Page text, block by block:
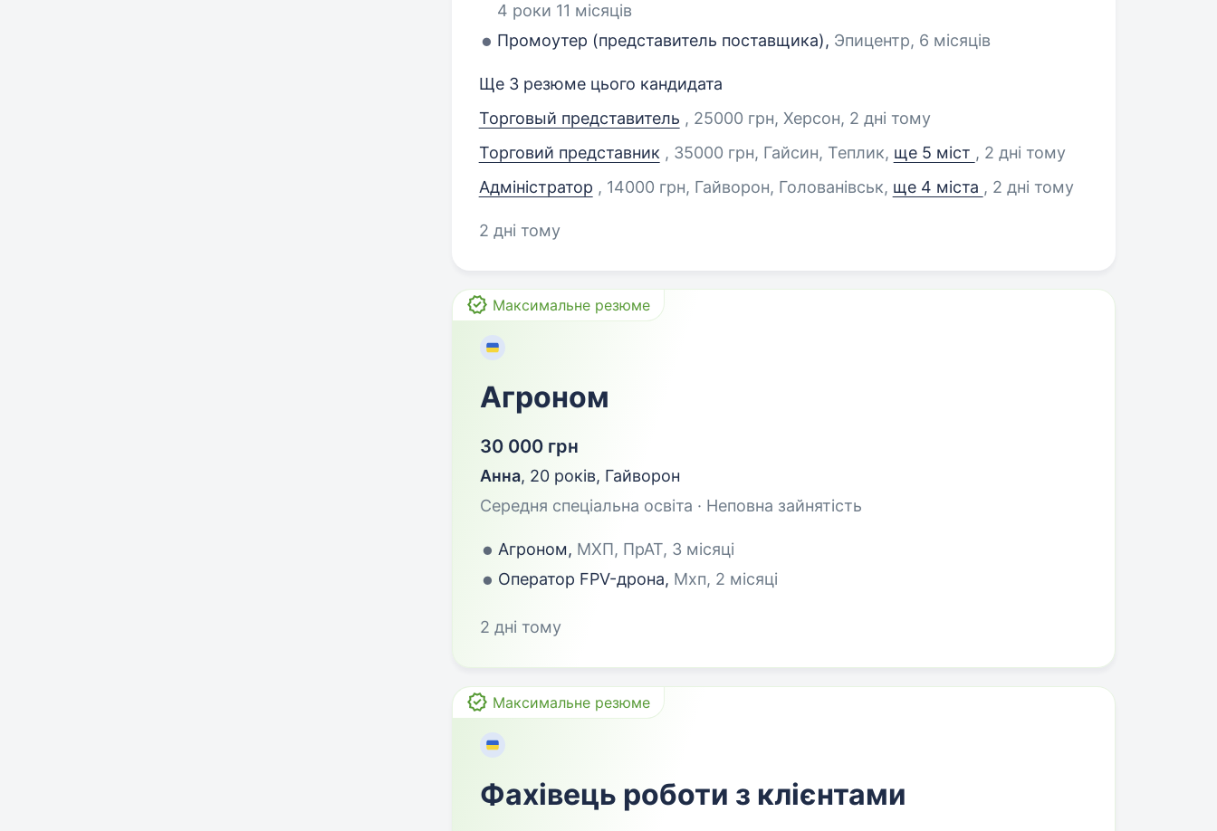
4 роки 11 місяців
Промоутер (представитель поставщика), Эпицентр, 6 місяців
Ще 3 резюме цього кандидата
Торговый представитель , 25000 грн, Херсон, 2 дні тому
Торговий представник , 35000 грн, Гайсин, Теплик, ще 5 міст , 2 дні тому
Адміністратор , 14000 грн, Гайворон, Голованівськ, ще 4 міста , 2 дні тому
2 дні тому
Максимальне резюме
Агроном
30 000 грн
Анна, 20 років, Гайворон
Середня спеціальна освіта · Неповна зайнятість
Агроном, МХП, ПрАТ, 3 місяці
Оператор FPV-дрона, Мхп, 2 місяці
2 дні тому
Максимальне резюме
Фахівець роботи з клієнтами